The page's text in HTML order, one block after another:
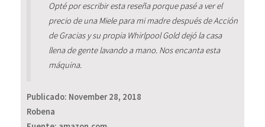
Opté por escribir esta reseña porque pasé a ver el
precio de una Miele para mi madre después de Acción
de Gracias y su propia Whirlpool Gold dejó la casa
llena de gente lavando a mano. Nos encanta esta
máquina.
Publicado: November 28, 2018
Robena